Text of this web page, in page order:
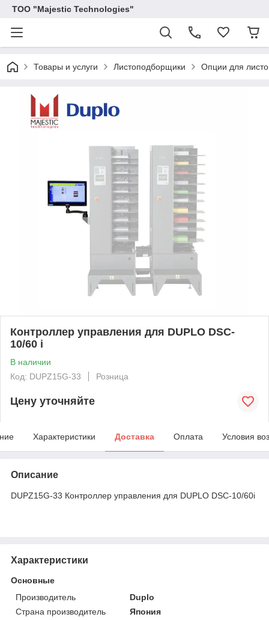
ТОО "Majestic Technologies"
Товары и услуги Листоподборщики Опции для
Контроллер управления для DUPLO DSC-
10/60 i
В наличии
Код: DUPZ15G-33
Розница
Цену уточняйте
Характеристики Доставка Оплата Условия
Описание
DUPZ15G-33 Контроллер управления для DUPLO DSC-10/60i
Характеристики
Основные
Производитель
Duplo
Страна производитель
Япония